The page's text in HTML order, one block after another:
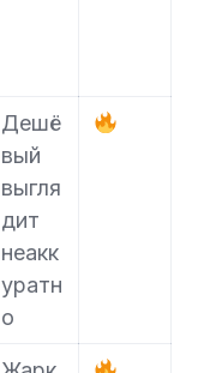
Дешё
вый
выгля
дит
неакк
уратн
о